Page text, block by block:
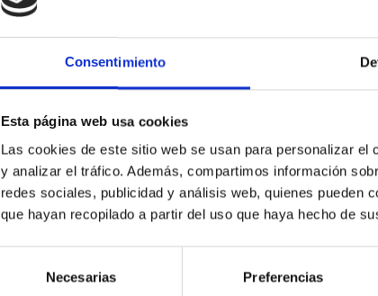
Consentimiento
Esta página web usa cookies
Las cookies de este sitio web se usan para personalizar
y analizar el tráfico. Además, compartimos información
redes sociales, publicidad y análisis web, quienes pueden
que hayan recopilado a partir del uso que haya hecho de
Necesarias Preferencias